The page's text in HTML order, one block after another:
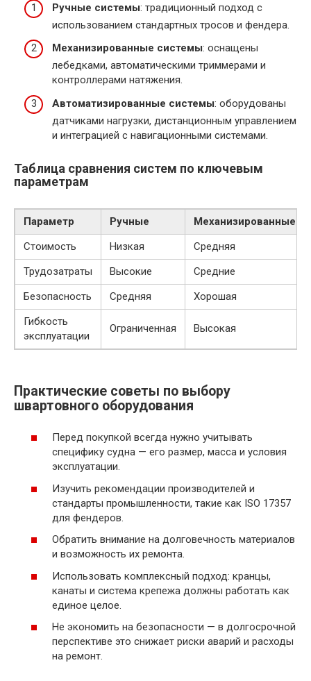
Ручные системы: традиционный подход с
использованием стандартных тросов и фендера.
Механизированные системы: оснащены
лебедками, автоматическими триммерами и
контроллерами натяжения.
Автоматизированные системы: оборудованы
датчиками нагрузки, дистанционным управлением
и интеграцией с навигационными системами.
Таблица сравнения систем по ключевым
параметрам
Параметр Ручные
Механизированные
Стоимость
Низкая
Средняя
Трудозатраты
Высокие
Средние
Безопасность
Средняя
Хорошая
Гибкость
эксплуатации
Ограниченная Высокая
Практические советы по выбору
швартовного оборудования
Перед покупкой всегда нужно учитывать
специфику судна — его размер, масса и условия
эксплуатации.
Изучить рекомендации производителей и
стандарты промышленности, такие как ISO 17357
для фендеров.
Обратить внимание на долговечность материалов
и возможность их ремонта.
Использовать комплексный подход: кранцы,
канаты и система крепежа должны работать как
единое целое.
Не экономить на безопасности — в долгосрочной
перспективе это снижает риски аварий и расходы
на ремонт.